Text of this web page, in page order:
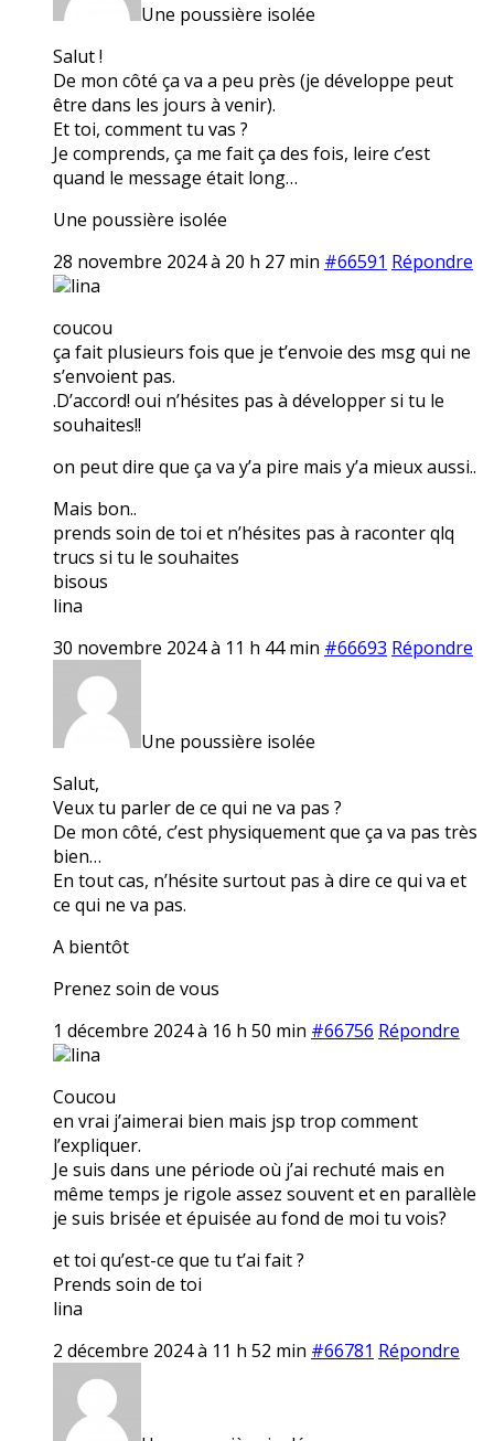
Une poussière isolée
Salut !
De mon côté ça va a peu près (je développe peut
être dans les jours à venir).
Et toi, comment tu vas ?
Je comprends, ça me fait ça des fois, leire c’est
quand le message était long…
Une poussière isolée
28 novembre 2024 à 20 h 27 min #66591 Répondre
lina
coucou
ça fait plusieurs fois que je t’envoie des msg qui ne
s’envoient pas.
.D’accord! oui n’hésites pas à développer si tu le
souhaites!!
on peut dire que ça va y’a pire mais y’a mieux aussi..
Mais bon..
prends soin de toi et n’hésites pas à raconter qlq
trucs si tu le souhaites
bisous
lina
30 novembre 2024 à 11 h 44 min #66693 Répondre
Une poussière isolée
Salut,
Veux tu parler de ce qui ne va pas ?
De mon côté, c’est physiquement que ça va pas très
bien…
En tout cas, n’hésite surtout pas à dire ce qui va et
ce qui ne va pas.
A bientôt
Prenez soin de vous
1 décembre 2024 à 16 h 50 min #66756 Répondre
lina
Coucou
en vrai j’aimerai bien mais jsp trop comment
l’expliquer.
Je suis dans une période où j’ai rechuté mais en
même temps je rigole assez souvent et en parallèle
je suis brisée et épuisée au fond de moi tu vois?
et toi qu’est-ce que tu t’ai fait ?
Prends soin de toi
lina
2 décembre 2024 à 11 h 52 min #66781 Répondre